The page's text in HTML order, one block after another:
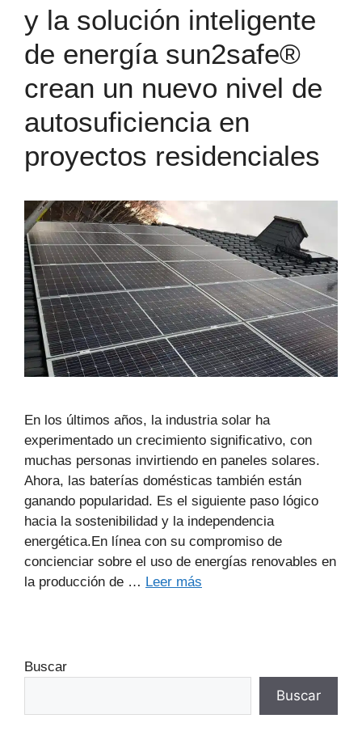
y la solución inteligente
de energía sun2safe®
crean un nuevo nivel de
autosuficiencia en
proyectos residenciales
En los últimos años, la industria solar ha
experimentado un crecimiento significativo, con
muchas personas invirtiendo en paneles solares.
Ahora, las baterías domésticas también están
ganando popularidad. Es el siguiente paso lógico
hacia la sostenibilidad y la independencia
energética.En línea con su compromiso de
concienciar sobre el uso de energías renovables en
la producción de … Leer más
Buscar
Buscar